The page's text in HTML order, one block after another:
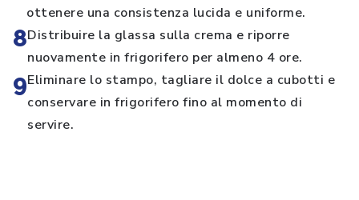
ottenere una consistenza lucida e uniforme.
8Distribuire la glassa sulla crema e riporre
nuovamente in frigorifero per almeno 4 ore.
9Eliminare lo stampo, tagliare il dolce a cubotti e
conservare in frigorifero fino al momento di
servire.